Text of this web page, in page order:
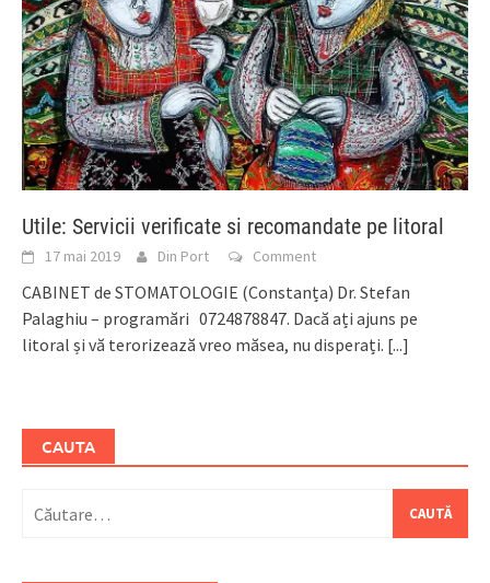
Utile: Servicii verificate si recomandate pe litoral
17 mai 2019 Din Port Comment
CABINET de STOMATOLOGIE (Constanța) Dr. Stefan
Palaghiu – programări 0724878847. Dacă ați ajuns pe
litoral și vă terorizează vreo măsea, nu disperați. [...]
CAUTA
după: